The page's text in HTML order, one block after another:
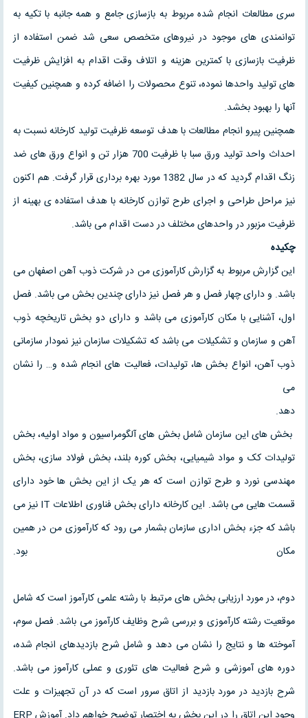
سری مطالعات انجام شده مربوط به بازسازی جامع و همه جانبه با تکیه به
توانمندی های موجود در نیروهای متخصص سعی شد ضمن استفاده از
ظرفیت بازسازی با کمترین هزینه و اتلاف وقت اقدام به افزایش ظرفیت
های تولید واحدها نموده، تنوع محصولات را اضافه کرده و همچنین کیفیت
آنها را بهبود بخشد.
همچنین پیرو انجام مطالعات با هدف توسعه ظرفیت تولید کارخانه نسبت به
احداث واحد تولید ورق سبا با ظرفیت 700 هزار تن و انواع ورق های ضد
زنگ اقدام گردید که در سال 1382 مورد بهره برداری قرار گرفت. هم اکنون
نیز مراحل طراحی و اجرای طرح توازن کارخانه با هدف استفاده ی بهینه از
ظرفیت مزبور در واحدهای مختلف در دست اقدام می باشد.
چکیده
این گزارش مربوط به گزارش کارآموزی من در شرکت ذوب آهن اصفهان می
باشد. و دارای چهار فصل و هر فصل نیز دارای چندین بخش می باشد. فصل
اول، آشنایی با مکان کارآموزی می باشد و دارای دو بخش تاریخچه ذوب
آهن و سازمان و تشکیلات می باشد که تشکیلات سازمان نیز نمودار سازمانی
ذوب آهن، انواع بخش ها، تولیدات، فعالیت های انجام شده و… را نشان
می
بخش های این سازمان شامل بخش های آلگومراسیون و مواد اولیه، بخش
تولیدات کک و مواد شیمیایی، بخش کوره بلند، بخش فولاد سازی، بخش
مهندسی نورد و طرح توازن است که هر یک از این بخش ها خود دارای
قسمت هایی می باشد. این کارخانه دارای بخش فناوری اطلاعات IT نیز می
باشد که جزء بخش اداری سازمان بشمار می رود که کارآموزی من در همین
مکان بود.
دوم، در مورد ارزیابی بخش های مرتبط با رشته علمی کارآموز است که شامل
موقعیت رشته کارآموزی و بررسی شرح وظایف کارآموز می باشد. فصل سوم،
آموخته ها و نتایج را نشان می دهد و شامل شرح بازدیدهای انجام شده،
دوره های آموزشی و شرح فعالیت های تئوری و عملی کارآموز می باشد.
شرح بازدید در مورد بازدید از اتاق سرور است که در آن تجهیزات و علت